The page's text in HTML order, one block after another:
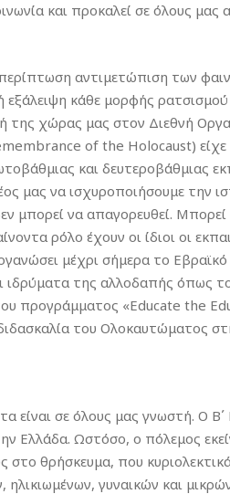
και προκαλεί σε όλους
αντιμετώπιση των
εξάλειψη κάθε μορφής
της χώρας μας στον Διεθνή
of the Holocaust)
και δευτεροβάθμιας
μας να ισχυροποιήσουμε την
μπορεί να απαγορευθεί.
ρόλο έχουν οι ίδιοι οι
μέχρι σήμερα το
ιδρύματα της αλλοδαπής όπως
προγράμματος «Educate the
του Ολοκαυτώματος
είναι σε όλους μας γνωστή. Ο
Ελλάδα. Ωστόσο, ο πόλεμος
στο θρήσκευμα, που
ηλικιωμένων, γυναικών και